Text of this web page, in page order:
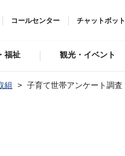
コールセンター チャットボット
福祉 観光・イベント
組 子育て世帯アンケート調査